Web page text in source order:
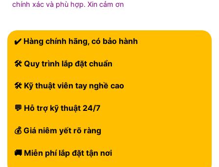
chính xác và phù hợp. Xin cảm ơn
✔️ Hàng chính hãng, có bảo hành
🛠 Quy trình lắp đặt chuẩn
🛠 Kỹ thuật viên tay nghề cao
💬 Hỗ trợ kỹ thuật 24/7
💰 Giá niêm yết rõ ràng
🚚 Miễn phí lắp đặt tận nơi